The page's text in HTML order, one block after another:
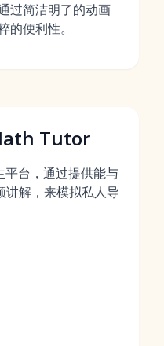
过简洁明了的动画
的便利性。
Tutor
台，通过提供能与
讲解，来模拟私人导